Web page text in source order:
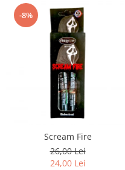
-8%
Scream Fire
26,00 Lei
24,00 Lei